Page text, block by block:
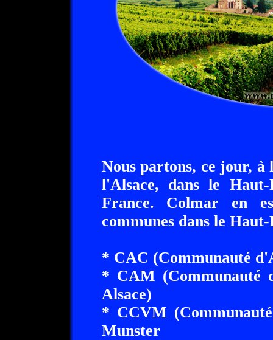
Nous partons, ce jour, à
l'Alsace, dans le
France. Colmar en
communes dans le
* CAC (Communauté
* CAM (Communauté
Alsace)
* CCVM
Munster